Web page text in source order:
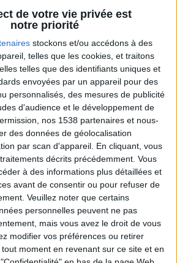
de votre vie privée est
notre priorité
stockons et/ou accédons à des
telles que les cookies, et traitons
telles que des identifiants uniques et
envoyées par un appareil pour des
personnalisés, des mesures de publicité
d'audience et le développement de
nos 1538 partenaires et nous-
des données de géolocalisation
par scan d'appareil. En cliquant, vous
décrits précédemment. Vous
à des informations plus détaillées et
avant de consentir ou pour refuser de
Veuillez noter que certains
personnelles peuvent ne pas
mais vous avez le droit de vous
modifier vos préférences ou retirer
moment en revenant sur ce site et en
De 5 à 10
kilos
Plus de
10 kilos
en direct Voir tout
posez vos questions en live
des vidéo-conférences avec
diététiciennes du